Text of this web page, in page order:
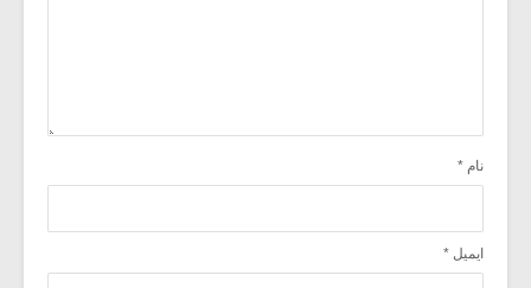
نام *
ایمیل *